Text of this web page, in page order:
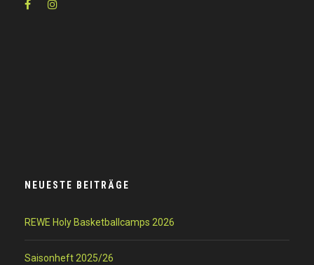
NEUESTE BEITRÄGE
REWE Holy Basketballcamps 2026
Saisonheft 2025/26